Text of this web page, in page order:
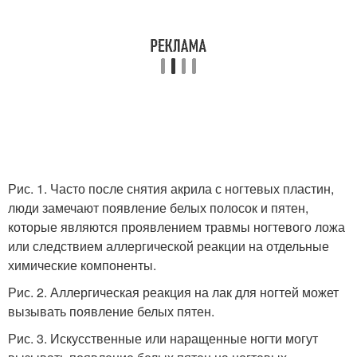
Рис. 1. Часто после снятия акрила с ногтевых пластин,
люди замечают появление белых полосок и пятен,
которые являются проявлением травмы ногтевого ложа
или следствием аллергической реакции на отдельные
химические компоненты.
Рис. 2. Аллергическая реакция на лак для ногтей может
вызывать появление белых пятен.
Рис. 3. Искусственные или наращенные ногти могут